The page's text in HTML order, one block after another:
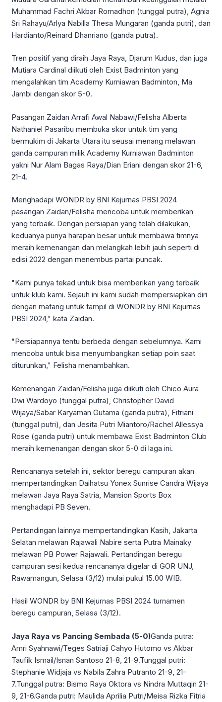
Muhammad Fachri Akbar Romadhon (tunggal putra), Agnia
Sri Rahayu/Arlya Nabilla Thesa Mungaran (ganda putri), dan
Hardianto/Reinard Dhanriano (ganda putra).
Tren positif yang diraih Jaya Raya, Djarum Kudus, dan juga
Mutiara Cardinal diikuti oleh Exist Badminton yang
mengalahkan tim Academy Kurniawan Badminton, Ma
Jambi dengan skor 5-0.
Pasangan Zaidan Arrafi Awal Nabawi/Felisha Alberta
Nathaniel Pasaribu membuka skor untuk tim yang
bermukim di Jakarta Utara itu seusai menang melawan
ganda campuran milik Academy Kurniawan Badminton
yakni Nur Alam Bagas Raya/Dian Eriani dengan skor 21-6,
21-4.
Menghadapi WONDR by BNI Kejurnas PBSI 2024
pasangan Zaidan/Felisha mencoba untuk memberikan
yang terbaik. Dengan persiapan yang telah dilakukan,
keduanya punya harapan besar untuk membawa timnya
meraih kemenangan dan melangkah lebih jauh seperti di
edisi 2022 dengan menembus partai puncak.
"Kami punya tekad untuk bisa memberikan yang terbaik
untuk klub kami. Sejauh ini kami sudah mempersiapkan diri
dengan matang untuk tampil di WONDR by BNI Kejurnas
PBSI 2024," kata Zaidan.
"Persiapannya tentu berbeda dengan sebelumnya. Kami
mencoba untuk bisa menyumbangkan setiap poin saat
diturunkan," Felisha menambahkan.
Kemenangan Zaidan/Felisha juga diikuti oleh Chico Aura
Dwi Wardoyo (tunggal putra), Christopher David
Wijaya/Sabar Karyaman Gutama (ganda putra), Fitriani
(tunggal putri), dan Jesita Putri Miantoro/Rachel Allessya
Rose (ganda putri) untuk membawa Exist Badminton Club
meraih kemenangan dengan skor 5-0 di laga ini.
Rencananya setelah ini, sektor beregu campuran akan
mempertandingkan Daihatsu Yonex Sunrise Candra Wijaya
melawan Jaya Raya Satria, Mansion Sports Box
menghadapi PB Seven.
Pertandingan lainnya mempertandingkan Kasih, Jakarta
Selatan melawan Rajawali Nabire serta Putra Mainaky
melawan PB Power Rajawali. Pertandingan beregu
campuran sesi kedua rencananya digelar di GOR UNJ,
Rawamangun, Selasa (3/12) mulai pukul 15.00 WIB.
Hasil WONDR by BNI Kejurnas PBSI 2024 turnamen
beregu campuran, Selasa (3/12).
Jaya Raya vs Pancing Sembada (5-0)Ganda putra:
Amri Syahnawi/Teges Satriaji Cahyo Hutomo vs Akbar
Taufik Ismail/Isnan Santoso 21-8, 21-9.Tunggal putri:
Stephanie Widjaja vs Nabila Zahra Putranto 21-9, 21-
7.Tunggal putra: Bismo Raya Oktora vs Nindra Muttaqin 21-
9, 21-6.Ganda putri: Maulida Aprilia Putri/Meisa Rizka Fitria